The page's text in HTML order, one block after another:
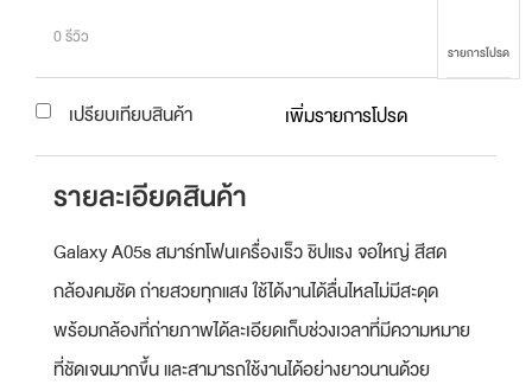
รายการโปรด
0 รีวิว
เปรียบเทียบสินค้า เพิ่มรายการโปรด
รายละเอียดสินค้า
Galaxy A05s สมาร์ทโฟนเครื่องเร็ว ชิปแรง จอใหญ่ สีสด
กล้องคมชัด ถ่ายสวยทุกแสง ใช้ได้งานได้ลื่นไหลไม่มีสะดุด
พร้อมกล้องที่ถ่ายภาพได้ละเอียดเก็บช่วงเวลาที่มีความหมาย
ที่ชัดเจนมากขึ้น และสามารถใช้งานได้อย่างยาวนานด้วย